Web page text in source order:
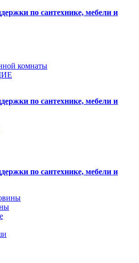
по сантехнике, мебели и
комнаты
по сантехнике, мебели и
по сантехнике, мебели и